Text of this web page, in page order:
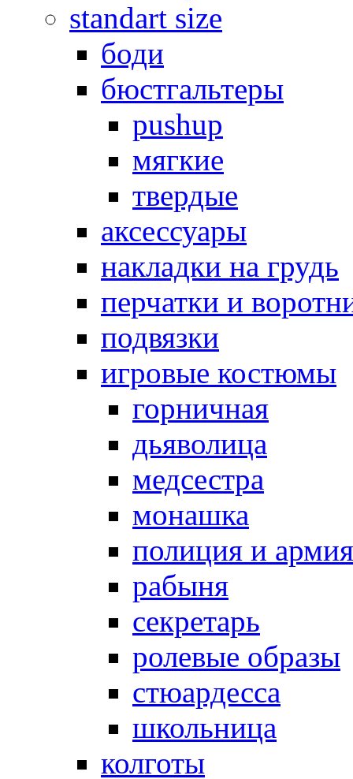
standart size
боди
бюстгальтеры
pushup
мягкие
твердые
аксессуары
накладки на грудь
перчатки и
подвязки
игровые костюмы
горничная
дьяволица
медсестра
монашка
полиция и армия
рабыня
секретарь
ролевые образы
стюардесса
школьница
колготы